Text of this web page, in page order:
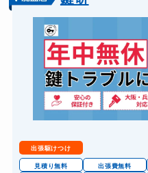
バイクカギ作成
金庫カギ開け
金庫カギ修理
金庫カギ交換
出張駆けつけ
見積り無料 出張費無料